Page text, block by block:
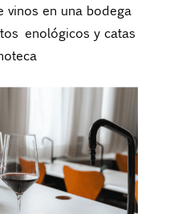
vinos en una bodega
enológicos y catas